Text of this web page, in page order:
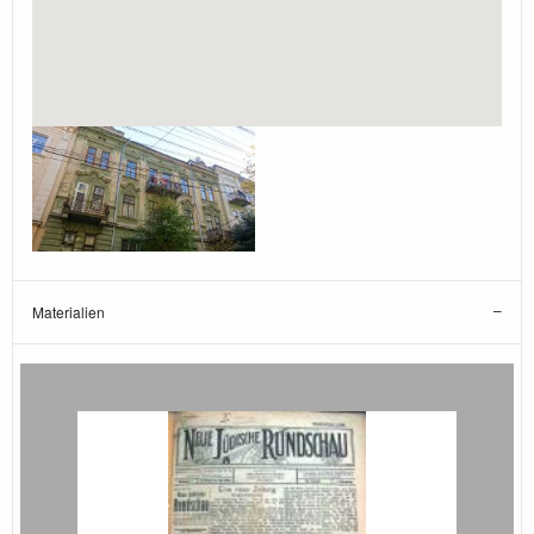
Materialien